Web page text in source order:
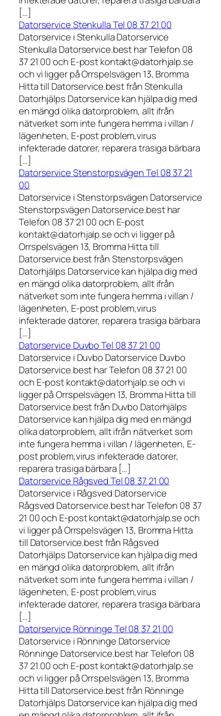
[…]
Datorservice Stenkulla Tel 08 37 21 00
Datorservice i Stenkulla Datorservice
Stenkulla Datorservice.best har Telefon 08
37 21 00 och E-post kontakt@datorhjalp.se
och vi ligger på Orrspelsvägen 13, Bromma
Hitta till Datorservice.best från Stenkulla
Datorhjälps Datorservice kan hjälpa dig med
en mängd olika datorproblem, allt ifrån
nätverket som inte fungera hemma i villan /
lägenheten, E-post problem,virus
infekterade datorer, reparera trasiga bärbara
[…]
Datorservice Stenstorpsvägen Tel 08 37 21
00
Datorservice i Stenstorpsvägen Datorservice
Stenstorpsvägen Datorservice.best har
Telefon 08 37 21 00 och E-post
kontakt@datorhjalp.se och vi ligger på
Orrspelsvägen 13, Bromma Hitta till
Datorservice.best från Stenstorpsvägen
Datorhjälps Datorservice kan hjälpa dig med
en mängd olika datorproblem, allt ifrån
nätverket som inte fungera hemma i villan /
lägenheten, E-post problem,virus
infekterade datorer, reparera trasiga bärbara
[…]
Datorservice Duvbo Tel 08 37 21 00
Datorservice i Duvbo Datorservice Duvbo
Datorservice.best har Telefon 08 37 21 00
och E-post kontakt@datorhjalp.se och vi
ligger på Orrspelsvägen 13, Bromma Hitta till
Datorservice.best från Duvbo Datorhjälps
Datorservice kan hjälpa dig med en mängd
olika datorproblem, allt ifrån nätverket som
inte fungera hemma i villan / lägenheten, E-
post problem,virus infekterade datorer,
reparera trasiga bärbara […]
Datorservice Rågsved Tel 08 37 21 00
Datorservice i Rågsved Datorservice
Rågsved Datorservice.best har Telefon 08 37
21 00 och E-post kontakt@datorhjalp.se och
vi ligger på Orrspelsvägen 13, Bromma Hitta
till Datorservice.best från Rågsved
Datorhjälps Datorservice kan hjälpa dig med
en mängd olika datorproblem, allt ifrån
nätverket som inte fungera hemma i villan /
lägenheten, E-post problem,virus
infekterade datorer, reparera trasiga bärbara
[…]
Datorservice Rönninge Tel 08 37 21 00
Datorservice i Rönninge Datorservice
Rönninge Datorservice.best har Telefon 08
37 21 00 och E-post kontakt@datorhjalp.se
och vi ligger på Orrspelsvägen 13, Bromma
Hitta till Datorservice.best från Rönninge
Datorhjälps Datorservice kan hjälpa dig med